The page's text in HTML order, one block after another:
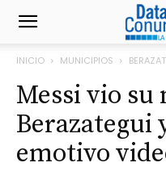
INICIO MUNICIPIOS
Messi vio
Berazategui
emotivo